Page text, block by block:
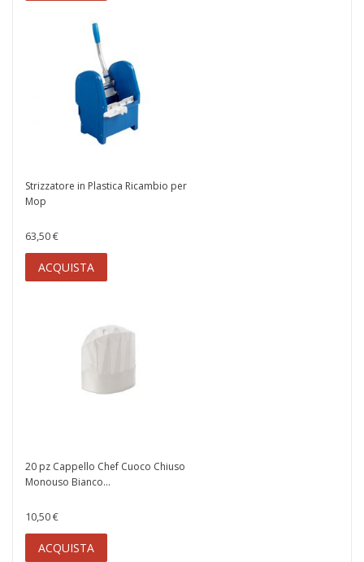
Strizzatore in Plastica Ricambio per
Mop
63,50 €
ACQUISTA
20 pz Cappello Chef Cuoco Chiuso
Monouso Bianco...
10,50 €
ACQUISTA